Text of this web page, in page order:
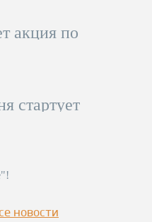
акция по
800-
стартует
новости